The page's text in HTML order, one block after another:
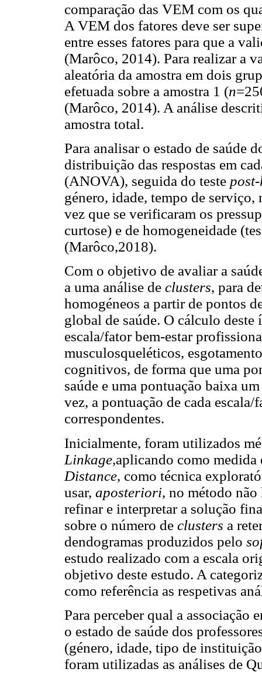
comparação das VEM com os
A VEM dos fatores deve ser
entre esses fatores para que a
(Marôco, 2014). Para realizar a
aleatória da amostra em dois
efetuada sobre a amostra 1 (n
(Marôco, 2014). A análise
amostra total.
Para analisar o estado de saúde
distribuição das respostas em
(ANOVA), seguida do teste
género, idade, tempo de
vez que se verificaram os
curtose) e de homogeneidade
(Marôco,2018).
Com o objetivo de avaliar a
a uma análise de clusters, para
homogéneos a partir de pontos
global de saúde. O cálculo deste
escala/fator bem-estar
musculosqueléticos,
cognitivos, de forma que uma
saúde e uma pontuação baixa
vez, a pontuação de cada
correspondentes.
Inicialmente, foram utilizados
Linkage,aplicando como medida
Distance, como técnica
usar, aposteriori, no método
refinar e interpretar a solução
sobre o número de clusters a
dendogramas produzidos pelo
estudo realizado com a escala
objetivo deste estudo. A
como referência as respetivas
Para perceber qual a associação
o estado de saúde dos
(género, idade, tipo de
foram utilizadas as análises de